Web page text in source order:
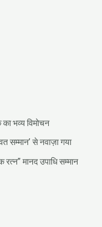
भव्य विमोचन
सम्मान’ से नवाज़ा गया
मानद उपाधि सम्मान